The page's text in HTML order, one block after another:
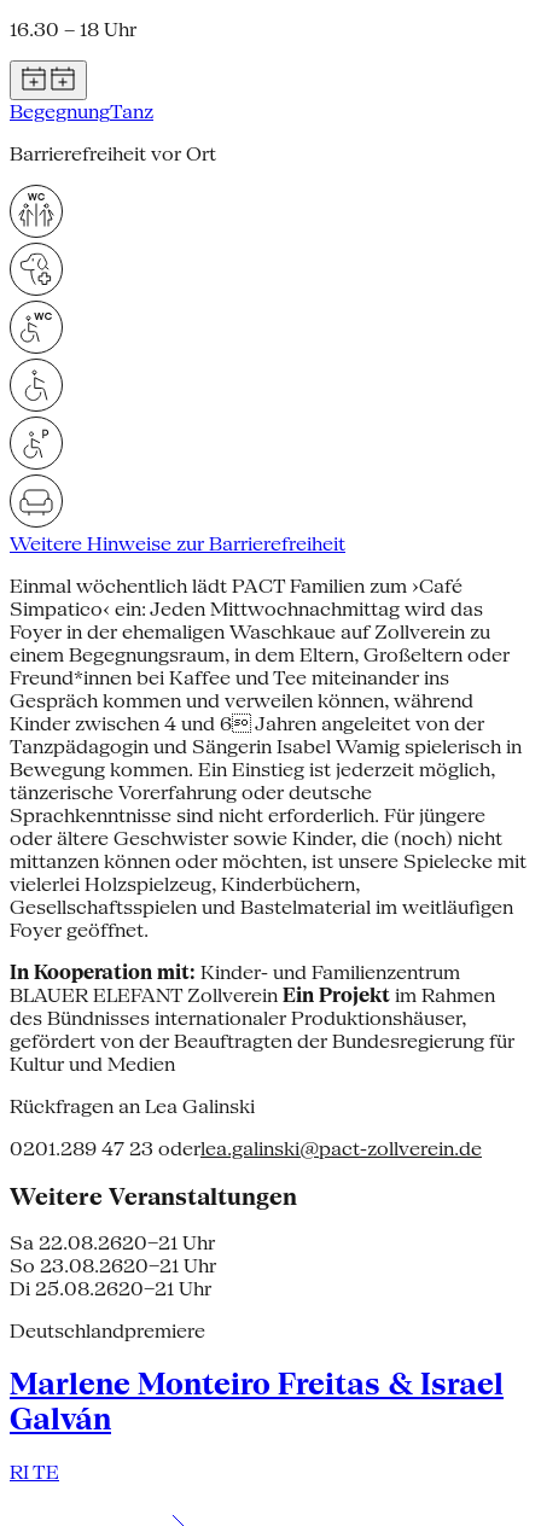
16.30 – 18 Uhr
BegegnungTanz
Barrierefreiheit vor Ort
Weitere Hinweise zur Barrierefreiheit
Einmal wöchentlich lädt PACT Familien zum ›Café
Simpatico‹ ein: Jeden Mittwochnachmittag wird das
Foyer in der ehemaligen Waschkaue auf Zollverein zu
einem Begegnungsraum, in dem Eltern, Großeltern oder
Freund*innen bei Kaffee und Tee miteinander ins
Gespräch kommen und verweilen können, während
Kinder zwischen 4 und 6 Jahren angeleitet von der
Tanzpädagogin und Sängerin Isabel Wamig spielerisch in
Bewegung kommen. Ein Einstieg ist jederzeit möglich,
tänzerische Vorerfahrung oder deutsche
Sprachkenntnisse sind nicht erforderlich. Für jüngere
oder ältere Geschwister sowie Kinder, die (noch) nicht
mittanzen können oder möchten, ist unsere Spielecke mit
vielerlei Holzspielzeug, Kinderbüchern,
Gesellschaftsspielen und Bastelmaterial im weitläufigen
Foyer geöffnet.
In Kooperation mit: Kinder- und Familienzentrum
BLAUER ELEFANT Zollverein Ein Projekt im Rahmen
des Bündnisses internationaler Produktionshäuser,
gefördert von der Beauftragten der Bundesregierung für
Kultur und Medien
Rückfragen an Lea Galinski
0201.289 47 23 oderlea.galinski@pact-zollverein.de
Weitere Veranstaltungen
Sa 22.08.2620–21 Uhr
So 23.08.2620–21 Uhr
Di 25.08.2620–21 Uhr
Deutschlandpremiere
Marlene Monteiro Freitas & Israel
Galván
RI TE